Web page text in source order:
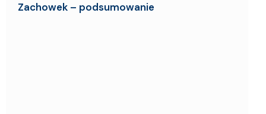
Zachowek – podsumowanie